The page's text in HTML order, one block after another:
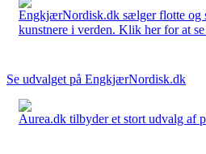
EngkjærNordisk.dk sælger flotte og
kunstnere i verden. Klik her for at
Se udvalget på EngkjærNordisk.dk
Aurea.dk tilbyder et stort udvalg af